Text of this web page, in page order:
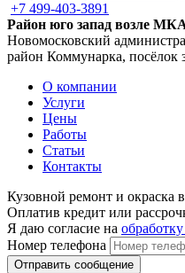
+7 499-403-3891
Район юго запад возле
Новомосковский
район Коммунарка, посёлок
О компании
Услуги
Цены
Работы
Статьи
Контакты
Кузовной ремонт и окраска
Оплатив кредит или
Я даю согласие на
Номер телефона